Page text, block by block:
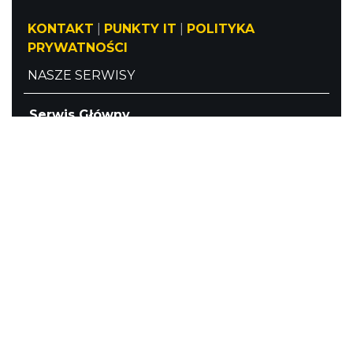
KONTAKT PUNKTY IT
POLITYKA
PRYWATNOŚCI
NASZE SERWISY
Serwis Główny